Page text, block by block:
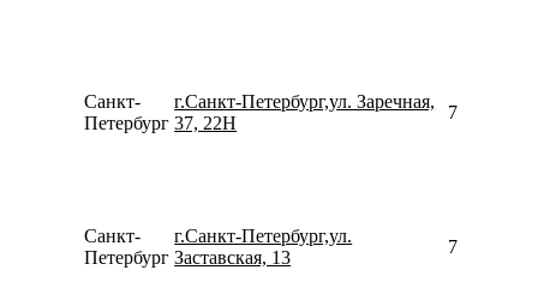
Санкт-
Петербург
г.Санкт-Петербург,ул. Заречная,
37, 22Н
Санкт-
Петербург
г.Санкт-Петербург,ул.
Заставская, 13